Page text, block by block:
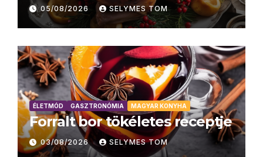
05/08/2026 SELYMES TOM
ÉLETMÓD GASZTRONÓMIA MAGYAR KONYHA
Forralt bor tökéletes receptje
03/08/2026 SELYMES TOM